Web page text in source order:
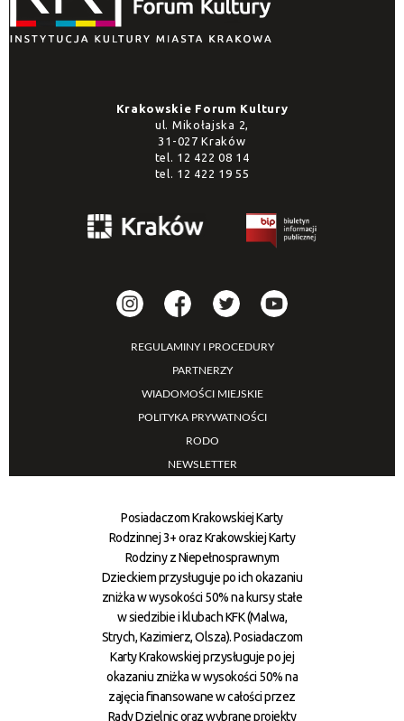
Krakowskie Forum Kultury
ul. Mikołajska 2,
31-027 Kraków
tel. 12 422 08 14
tel. 12 422 19 55
REGULAMINY I PROCEDURY
PARTNERZY
WIADOMOŚCI MIEJSKIE
POLITYKA PRYWATNOŚCI
RODO
NEWSLETTER
Posiadaczom Krakowskiej Karty
Rodzinnej 3+ oraz Krakowskiej Karty
Rodziny z Niepełnosprawnym
Dzieckiem przysługuje po ich okazaniu
zniżka w wysokości 50% na kursy stałe
w siedzibie i klubach KFK (Malwa,
Strych, Kazimierz, Olsza). Posiadaczom
Karty Krakowskiej przysługuje po jej
okazaniu zniżka w wysokości 50% na
zajęcia finansowane w całości przez
Rady Dzielnic oraz wybrane projekty